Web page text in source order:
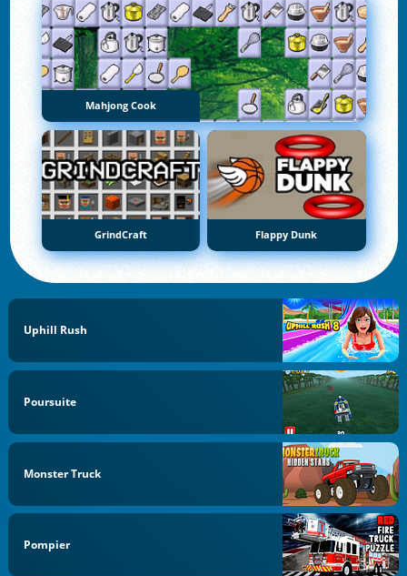
Mahjong Cook
GrindCraft Flappy Dunk
Uphill Rush
Poursuite
Monster Truck
Pompier